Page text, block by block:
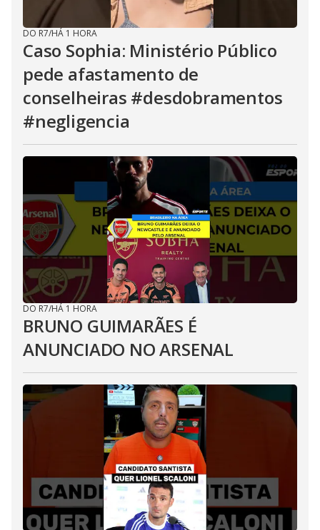
DO R7/HÁ 1 HORA
Caso Sophia: Ministério Público
pede afastamento de
conselheiras #desdobramentos
#negligencia
DO R7/HÁ 1 HORA
BRUNO GUIMARÃES É
ANUNCIADO NO ARSENAL